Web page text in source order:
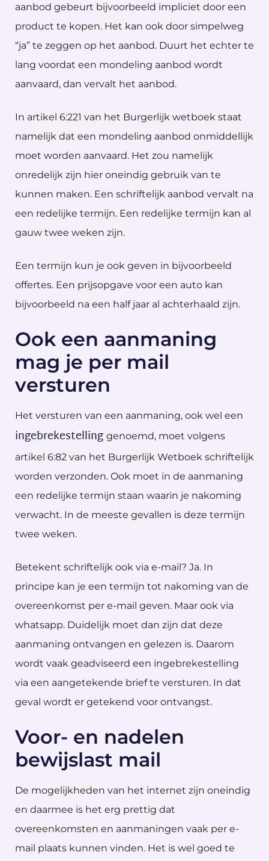
aanbod gebeurt bijvoorbeeld impliciet door een
product te kopen. Het kan ook door simpelweg
“ja” te zeggen op het aanbod. Duurt het echter te
lang voordat een mondeling aanbod wordt
aanvaard, dan vervalt het aanbod.
In artikel 6:221 van het Burgerlijk wetboek staat
namelijk dat een mondeling aanbod onmiddellijk
moet worden aanvaard. Het zou namelijk
onredelijk zijn hier oneindig gebruik van te
kunnen maken. Een schriftelijk aanbod vervalt na
een redelijke termijn. Een redelijke termijn kan al
gauw twee weken zijn.
Een termijn kun je ook geven in bijvoorbeeld
offertes. Een prijsopgave voor een auto kan
bijvoorbeeld na een half jaar al achterhaald zijn.
Ook een aanmaning
mag je per mail
versturen
Het versturen van een aanmaning, ook wel een
ingebrekestelling genoemd, moet volgens
artikel 6:82 van het Burgerlijk Wetboek schriftelijk
worden verzonden. Ook moet in de aanmaning
een redelijke termijn staan waarin je nakoming
verwacht. In de meeste gevallen is deze termijn
twee weken.
Betekent schriftelijk ook via e-mail? Ja. In
principe kan je een termijn tot nakoming van de
overeenkomst per e-mail geven. Maar ook via
whatsapp. Duidelijk moet dan zijn dat deze
aanmaning ontvangen en gelezen is. Daarom
wordt vaak geadviseerd een ingebrekestelling
via een aangetekende brief te versturen. In dat
geval wordt er getekend voor ontvangst.
Voor- en nadelen
bewijslast mail
De mogelijkheden van het internet zijn oneindig
en daarmee is het erg prettig dat
overeenkomsten en aanmaningen vaak per e-
mail plaats kunnen vinden. Het is wel goed te